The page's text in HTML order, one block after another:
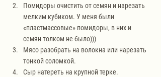
Помидоры очистить от семян и нарезать
мелким кубиком. У меня были
«пластмассовые» помидоры, в них и
семян толком не было)))
Мясо разобрать на волокна или нарезать
тонкой соломкой.
Сыр натереть на крупной терке.